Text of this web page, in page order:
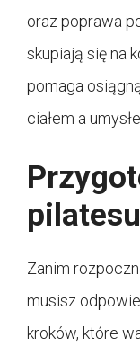
oraz poprawa
skupiają się na
pomaga
ciałem a
Zanim
musisz
kroków, które